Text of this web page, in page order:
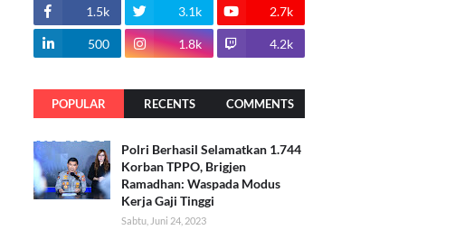
1.5k 3.1k 2.7k
500 1.8k 4.2k
POPULAR RECENTS COMMENTS
Polri Berhasil Selamatkan 1.744
Korban TPPO, Brigjen
Ramadhan: Waspada Modus
Kerja Gaji Tinggi
Sabtu, Juni 24, 2023